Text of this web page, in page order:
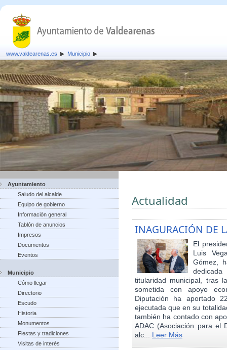
www.valdearenas.es Municipio
Ayuntamiento
Saludo del alcalde
Equipo de gobierno
Información general
Tablón de anuncios
Impresos
Documentos
Eventos
Municipio
Cómo llegar
Directorio
Escudo
Historia
Monumentos
Fiestas y tradiciones
Visitas de interés
Actualidad
INAGURACIÓN DE
El
Luis
Gómez,
titularidad municipal, tras
sometida con apoyo
Diputación ha aportado
ejecutada que en su
también ha contado con
ADAC (Asociación para el
alc... Leer Más